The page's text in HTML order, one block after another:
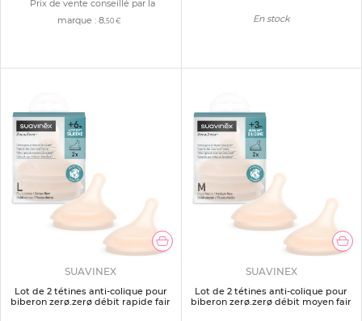
Prix de vente conseillé par la
marque : 8,50 € En stock
SUAVINEX
Lot de 2 tétines anti-colique pour
biberon zerø.zerø débit rapide fair
SUAVINEX
Lot de 2 tétines anti-colique pour
biberon zerø.zerø débit moyen fair